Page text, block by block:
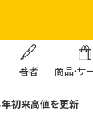
著者 商品・サ
初来高値を更新